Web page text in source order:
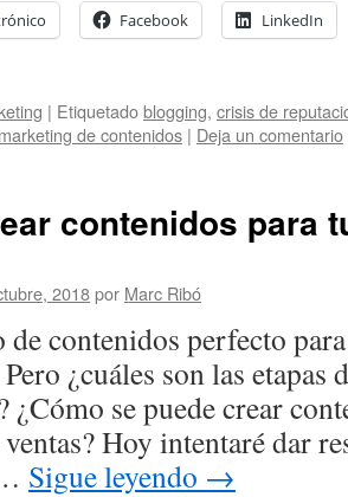
Facebook LinkedIn
| Etiquetadoblogging, crisis de
marketing de contenidos | Deja un comentario
contenidos para
2018por Marc Ribó
contenidos perfecto
¿cuáles son las etapas
¿Cómo se puede crear
Hoy intentaré dar
Sigue leyendo →